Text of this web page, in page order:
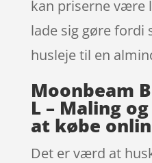
kan priserne være
lade sig gøre fordi
husleje til en
Moonbeam
L – Maling
at købe
Det er værd at